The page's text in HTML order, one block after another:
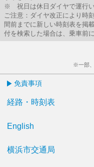
※ 祝日は休日ダイヤで運行い
ご注意：ダイヤ改正により時
間前までに新しい時刻表を掲
付を検索した場合は、乗車前
※一部
免責事項
経路・時刻表
English
横浜市交通局